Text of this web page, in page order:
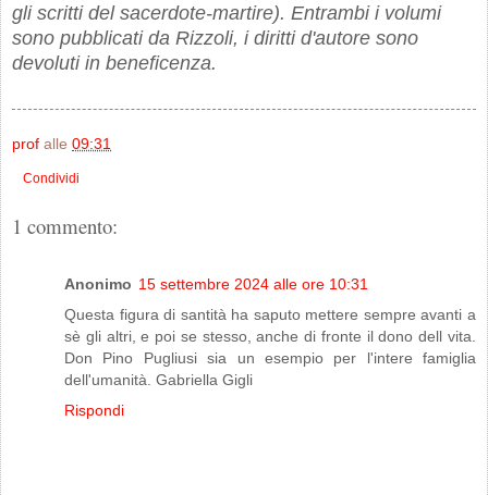
gli scritti del sacerdote-martire). Entrambi i volumi
sono pubblicati da Rizzoli, i diritti d'autore sono
devoluti in beneficenza.
prof alle 09:31
Condividi
1 commento:
Anonimo 15 settembre 2024 alle ore 10:31
Questa figura di santità ha saputo mettere sempre avanti a
sè gli altri, e poi se stesso, anche di fronte il dono dell vita.
Don Pino Pugliusi sia un esempio per l'intere famiglia
dell'umanità. Gabriella Gigli
Rispondi